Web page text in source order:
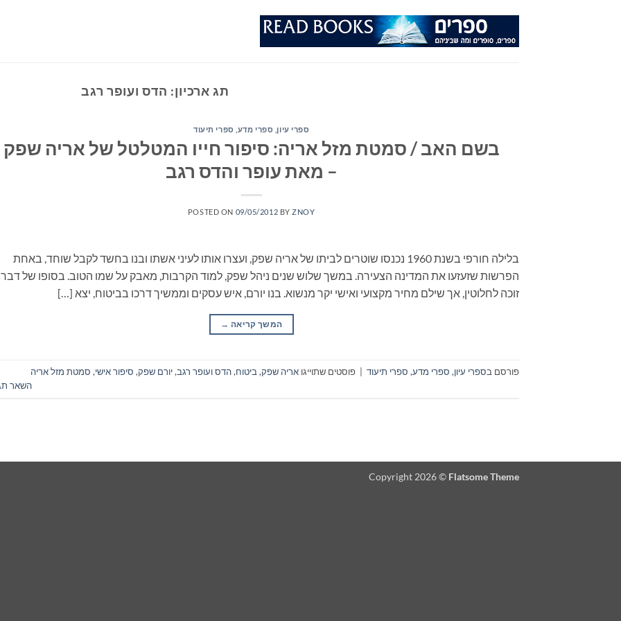
תג ארכיון: הדס ועופר רגב
ספרי עיון, ספרי מדע, ספרי תיעוד
בשם האב / סמטת מזל אריה: סיפור חייו המטלטל של אריה שפק
– מאת עופר והדס רגב
POSTED ON 09/05/2012 BYZNOY
בלילה חורפי בשנת 1960 נכנסו שוטרים לביתו של אריה שפק, ועצרו אותו לעיני אשתו ובנו בחשד לקבל שוחד, באחת
הפרשות שזעזעו את המדינה הצעירה. במשך שלוש שנים ניהל שפק, למוד הקרבות, מאבק על שמו הטוב. בסופו של דבר
זוכה לחלוטין, אך שילם מחיר מקצועי ואישי יקר מנשוא. בנו יורם, איש עסקים וממשיך דרכו בביטוח, יצא […]
המשך קריאה →
פורסם בספרי עיון, ספרי מדע, ספרי תיעוד פוסטים שתוייגו אריה שפק, ביטוח,הדס ועופר רגב,יורם שפק, סיפור אישי, סמטת מזל אריה
השאר
Copyright 2026 © Flatsome Theme